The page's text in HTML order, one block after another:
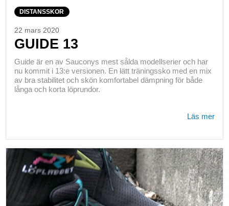
DISTANSSKOR
22 mars 2020
GUIDE 13
Guide är en av Sauconys mest sålda modellserier och har
nu kommit i 13:e versionen. En lätt träningssko med en mix
av bra stabilitet och skön komfortabel dämpning för både
långa och korta löprundor.
Läs mer